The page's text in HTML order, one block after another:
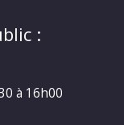
:
à 16h00